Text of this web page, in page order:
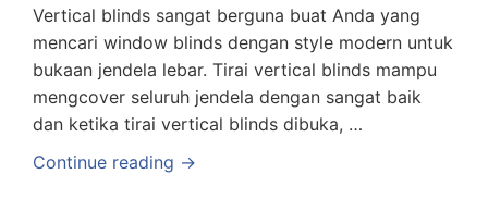
Vertical blinds sangat berguna buat Anda yang
mencari window blinds dengan style modern untuk
bukaan jendela lebar. Tirai vertical blinds mampu
mengcover seluruh jendela dengan sangat baik
dan ketika tirai vertical blinds dibuka, …
Continue reading →